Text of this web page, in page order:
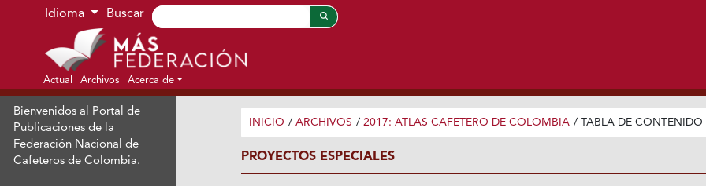
Ir al menú de navegación principal
Ir al contenido principal
Ir al pie de página del sitio
Idioma Buscar
Actual Archivos Acerca de
Bienvenidos al Portal de
Publicaciones de la
Federación Nacional de
Cafeteros de Colombia.
INICIO / ARCHIVOS / 2017: ATLAS CAFETERO DE COLOMBIA / TABLA DE CONTENIDO
PROYECTOS ESPECIALES